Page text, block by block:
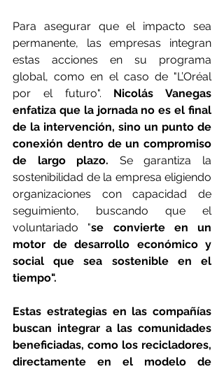
Para asegurar que el impacto sea
permanente, las empresas integran
estas acciones en su programa
global, como en el caso de "L’Oréal
por el futuro". Nicolás Vanegas
enfatiza que la jornada no es el final
de la intervención, sino un punto de
conexión dentro de un compromiso
de largo plazo. Se garantiza la
sostenibilidad de la empresa eligiendo
organizaciones con capacidad de
seguimiento, buscando que el
voluntariado "se convierte en un
motor de desarrollo económico y
social que sea sostenible en el
tiempo".
Estas estrategias en las compañías
buscan integrar a las comunidades
beneficiadas, como los recicladores,
directamente en el modelo de